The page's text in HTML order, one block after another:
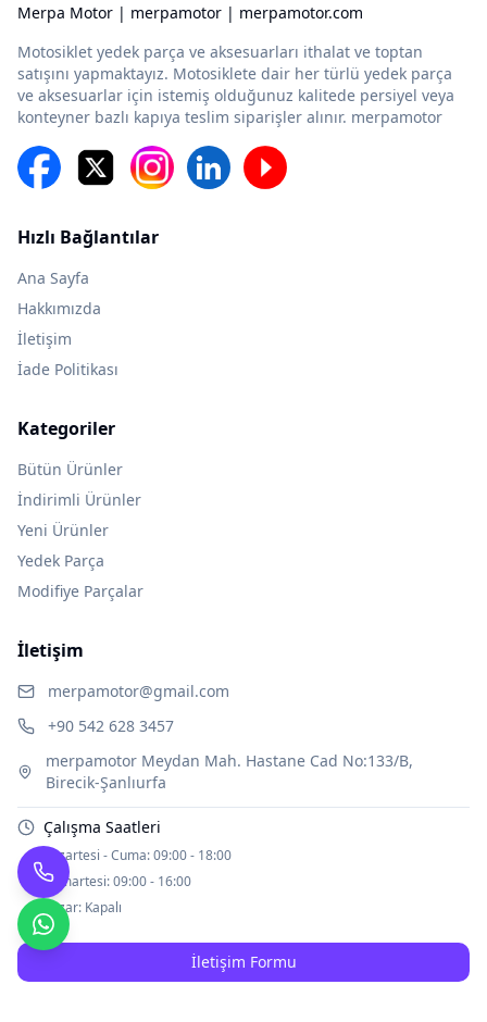
Merpa Motor | merpamotor | merpamotor.com
Motosiklet yedek parça ve aksesuarları ithalat ve toptan
satışını yapmaktayız. Motosiklete dair her türlü yedek parça
ve aksesuarlar için istemiş olduğunuz kalitede persiyel veya
konteyner bazlı kapıya teslim siparişler alınır. merpamotor
Hızlı Bağlantılar
Ana Sayfa
Hakkımızda
İletişim
İade Politikası
Kategoriler
Bütün Ürünler
İndirimli Ürünler
Yeni Ürünler
Yedek Parça
Modifiye Parçalar
İletişim
merpamotor@gmail.com
+90 542 628 3457
merpamotor Meydan Mah. Hastane Cad No:133/B,
Birecik-Şanlıurfa
Çalışma Saatleri
Pazartesi - Cuma:09:00 - 18:00
Cumartesi:09:00 - 16:00
Pazar: Kapalı
İletişim Formu